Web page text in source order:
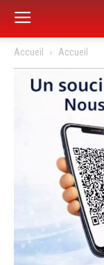
Accueil Accueil